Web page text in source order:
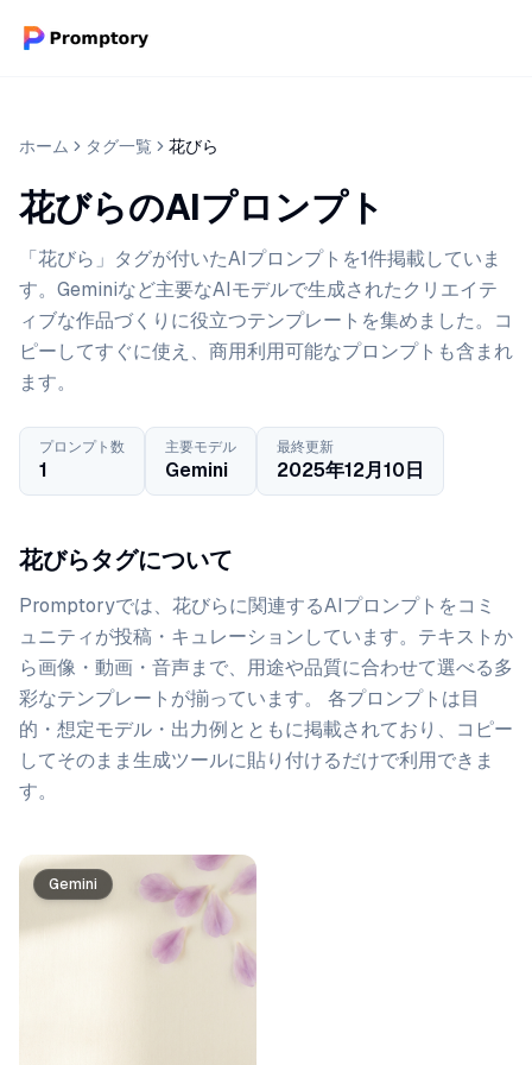
ホーム タグ一覧 花びら
花びらのAIプロンプト
「花びら」タグが付いたAIプロンプトを1件掲載していま
す。Geminiなど主要なAIモデルで生成されたクリエイテ
ィブな作品づくりに役立つテンプレートを集めました。コ
ピーしてすぐに使え、商用利用可能なプロンプトも含まれ
ます。
プロンプト数
1
主要モデル
Gemini
最終更新
2025年12月10日
花びらタグについて
Promptoryでは、 花びらに関連するAIプロンプトをコミ
ュニティが投稿・キュレーションしています。 テキストか
ら画像・動画・音声まで、用途や品質に合わせて選べる多
彩なテンプレートが揃っています。 各プロンプトは目
的・想定モデル・出力例とともに掲載されており、コピー
してそのまま生成ツールに貼り付けるだけで利用できま
す。
プロンプト一覧
Gemini